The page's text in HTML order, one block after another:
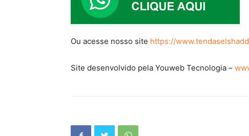
Ou acesse nosso site https://
Site desenvolvido pela Youweb Tecnologia –